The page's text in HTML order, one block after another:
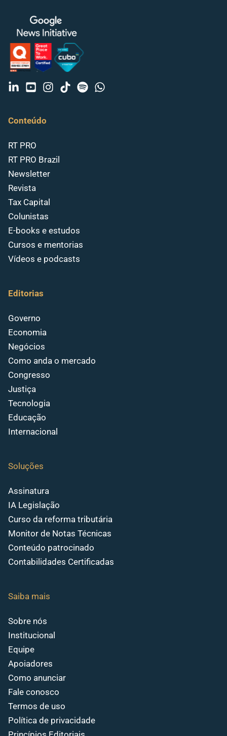
Conteúdo
RT PRO
RT PRO Brazil
Newsletter
Revista
Tax Capital
Colunistas
E-books e estudos
Cursos e mentorias
Vídeos e podcasts
Editorias
Governo
Economia
Negócios
Como anda o mercado
Congresso
Justiça
Tecnologia
Educação
Internacional
Soluções
Assinatura
IA Legislação
Curso da reforma tributária
Monitor de Notas Técnicas
Conteúdo patrocinado
Contabilidades Certificadas
Saiba mais
Sobre nós
Institucional
Equipe
Apoiadores
Como anunciar
Fale conosco
Termos de uso
Política de privacidade